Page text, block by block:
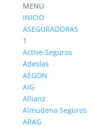
MENU
INICIO
ASEGURADORAS
1
Active Seguros
Adeslas
AEGON
AIG
Allianz
Almudena Seguros
ARAG
Seguros